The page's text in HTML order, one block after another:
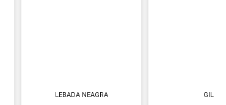
LEBADA NEAGRA GIL